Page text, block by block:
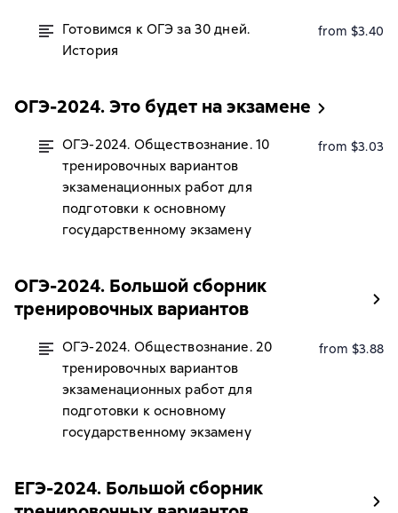
Готовимся к ОГЭ за 30 дней.
История
from $3.40
ОГЭ-2024. Это будет на экзамене
ОГЭ-2024. Обществознание. 10
тренировочных вариантов
экзаменационных работ для
подготовки к основному
государственному экзамену
from $3.03
ОГЭ-2024. Большой сборник
тренировочных вариантов
ОГЭ-2024. Обществознание. 20
тренировочных вариантов
экзаменационных работ для
подготовки к основному
государственному экзамену
from $3.88
ЕГЭ-2024. Большой сборник